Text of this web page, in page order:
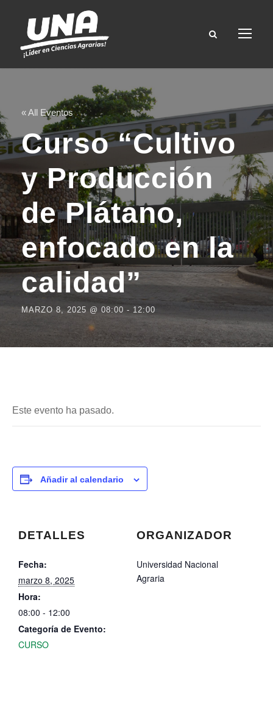
« All Eventos
Curso “Cultivo
y Producción
de Plátano,
enfocado en la
calidad”
MARZO 8, 2025 @ 08:00 - 12:00
Este evento ha pasado.
Añadir al calendario
DETALLES
Fecha:
marzo 8, 2025
Hora:
08:00 - 12:00
Categoría de Evento:
CURSO
ORGANIZADOR
Universidad Nacional
Agraria